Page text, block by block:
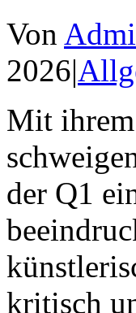
Von
2026|
Mit
der Q1
kritisch